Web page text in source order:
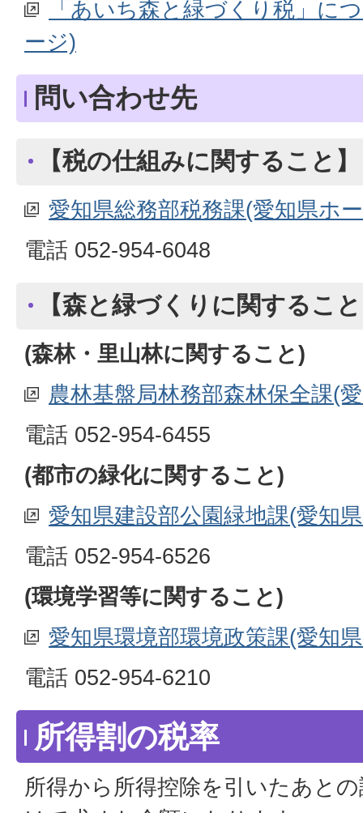
「あいち森と緑づくり税」に
ージ)
問い合わせ先
【税の仕組みに関すること】
愛知県総務部税務課(愛知県ホ
電話 052-954-6048
【森と緑づくりに関するこ
(森林・里山林に関すること)
農林基盤局林務部森林保全課(
電話 052-954-6455
(都市の緑化に関すること)
愛知県建設部公園緑地課(愛知
電話 052-954-6526
(環境学習等に関すること)
愛知県環境部環境政策課(愛知
電話 052-954-6210
所得割の税率
所得から所得控除を引いたあと